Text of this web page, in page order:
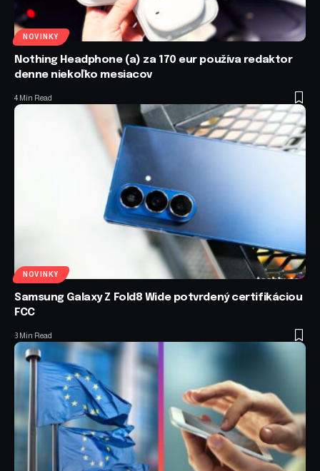
NOVINKY
Nothing Headphone (a) za 170 eur používa redaktor
denne niekoľko mesiacov
4 Min Read
NOVINKY
Samsung Galaxy Z Fold8 Wide potvrdený certifikáciou
FCC
3 Min Read